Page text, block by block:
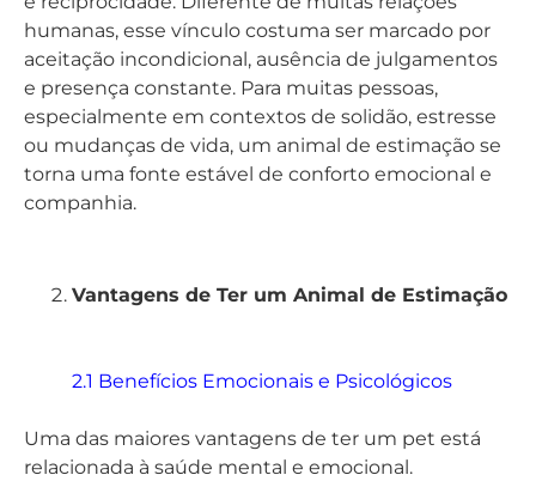
humanas, esse vínculo costuma ser marcado por
aceitação incondicional, ausência de julgamentos
e presença constante. Para muitas pessoas,
especialmente em contextos de solidão, estresse
ou mudanças de vida, um animal de estimação se
torna uma fonte estável de conforto emocional e
companhia.
Vantagens de Ter um Animal de Estimação
2.1 Benefícios Emocionais e Psicológicos
Uma das maiores vantagens de ter um pet está
relacionada à saúde mental e emocional.